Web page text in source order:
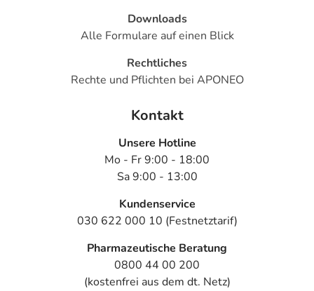
Downloads
Alle Formulare auf einen Blick
Rechtliches
Rechte und Pflichten bei APONEO
Kontakt
Unsere Hotline
Mo - Fr 9:00 - 18:00
Sa 9:00 - 13:00
Kundenservice
030 622 000 10 (Festnetztarif)
Pharmazeutische Beratung
0800 44 00 200
(kostenfrei aus dem dt. Netz)